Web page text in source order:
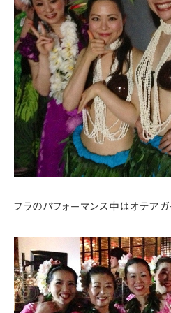
フラのパフォーマンス中はオテア